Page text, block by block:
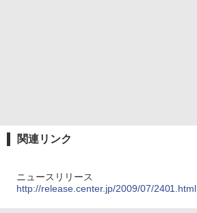
関連リンク
ニュースリリース
http://release.center.jp/2009/07/2401.html